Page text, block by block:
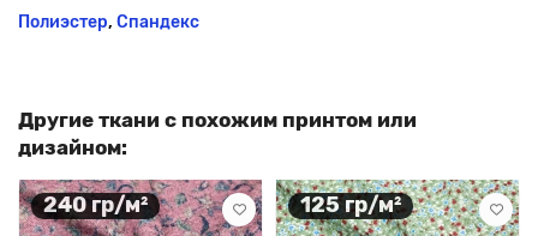
Полиэстер, Спандекс
Другие ткани с похожим принтом или
дизайном:
240 гр/м² 125 гр/м²